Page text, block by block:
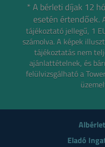
* A bérleti díjak 12
esetén értendőek.
tájékoztató jellegű, 1
számolva.A képek
tájékoztatás nem
ajánlattételnek, és
felülvizsgálható a
Eladó